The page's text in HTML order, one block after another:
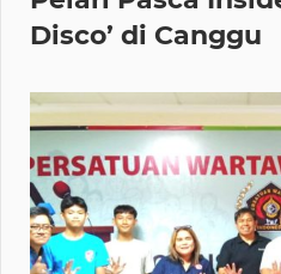
Disco’ di Canggu